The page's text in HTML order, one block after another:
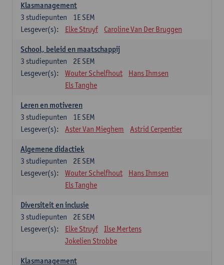
Klasmanagement
1E SEM
3 studiepunten
Lesgever(s):
Elke Struyf Caroline Van Der Bruggen
School, beleid en maatschappij
2E SEM
3 studiepunten
Lesgever(s):
Wouter Schelfhout
Hans Ihmsen
Els Tanghe
Leren en motiveren
1E SEM
3 studiepunten
Lesgever(s):
Aster Van Mieghem Astrid Cerpentier
Algemene didactiek
2E SEM
3 studiepunten
Lesgever(s):
Wouter Schelfhout
Hans Ihmsen
Els Tanghe
Diversiteit en inclusie
2E SEM
3 studiepunten
Lesgever(s):
Elke Struyf
Ilse Mertens
Jokelien Strobbe
Klasmanagement